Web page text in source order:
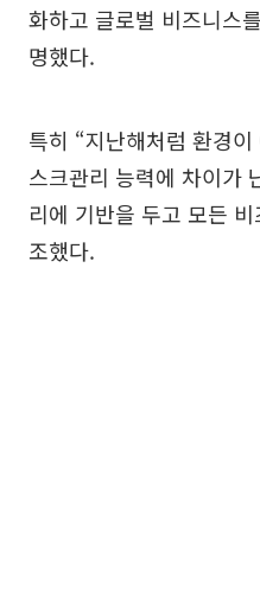
화하고 글로벌 비즈니스
명했다.
특히 “지난해처럼 환경
스크관리 능력에 차이가
리에 기반을 두고 모든
조했다.